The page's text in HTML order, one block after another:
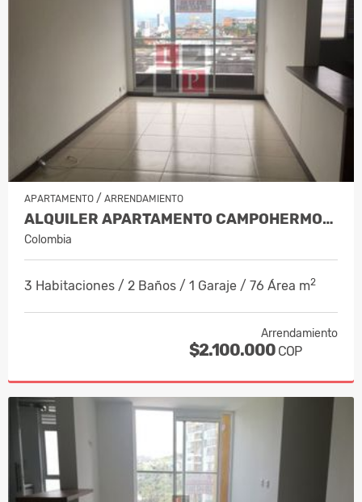
APARTAMENTO / ARRENDAMIENTO
ALQUILER APARTAMENTO CAMPOHERMOSO…
Colombia
3 Habitaciones / 2 Baños / 1 Garaje / 76 Área m2
Arrendamiento
$2.100.000 COP